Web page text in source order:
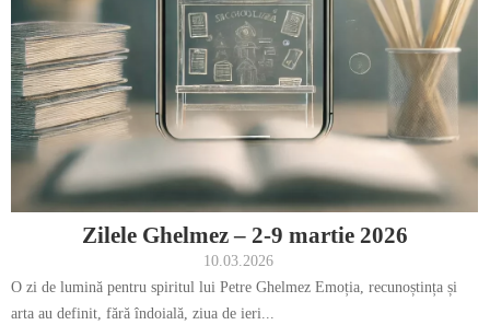
Zilele Ghelmez – 2-9 martie 2026
10.03.2026
O zi de lumină pentru spiritul lui Petre Ghelmez Emoția, recunoștința și
arta au definit, fără îndoială, ziua de ieri...